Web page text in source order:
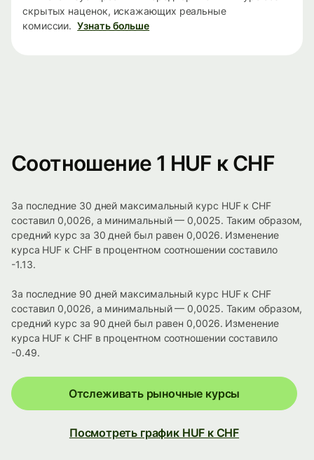
скрытых наценок, искажающих реальные
комиссии. Узнать больше
Соотношение 1 HUF к CHF
За последние 30 дней максимальный курс HUF к CHF
составил 0,0026, а минимальный — 0,0025. Таким образом,
средний курс за 30 дней был равен 0,0026. Изменение
курса HUF к CHF в процентном соотношении составило
-1.13.
За последние 90 дней максимальный курс HUF к CHF
составил 0,0026, а минимальный — 0,0025. Таким образом,
средний курс за 90 дней был равен 0,0026. Изменение
курса HUF к CHF в процентном соотношении составило
-0.49.
Отслеживать рыночные курсы
Посмотреть график HUF к CHF